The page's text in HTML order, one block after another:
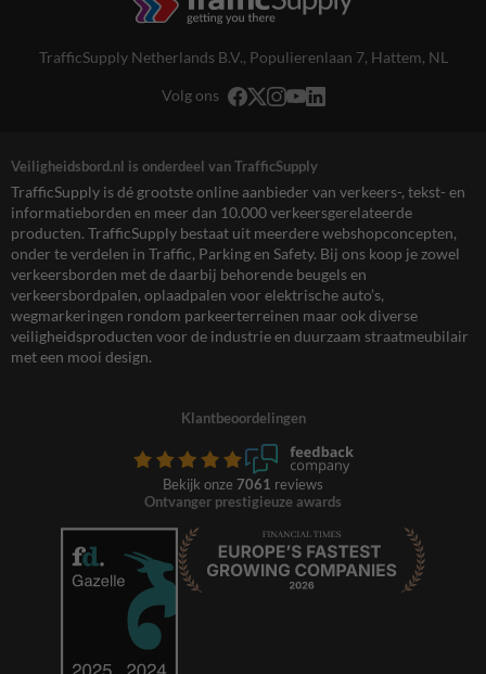
TrafficSupply Netherlands B.V., Populierenlaan 7, Hattem, NL
Volg ons
Veiligheidsbord.nl is onderdeel van TrafficSupply
TrafficSupply is dé grootste online aanbieder van verkeers-, tekst- en
informatieborden en meer dan 10.000 verkeersgerelateerde
producten. TrafficSupply bestaat uit meerdere webshopconcepten,
onder te verdelen in Traffic, Parking en Safety. Bij ons koop je zowel
verkeersborden met de daarbij behorende beugels en
verkeersbordpalen, oplaadpalen voor elektrische auto’s,
wegmarkeringen rondom parkeerterreinen maar ook diverse
veiligheidsproducten voor de industrie en duurzaam straatmeubilair
met een mooi design.
Klantbeoordelingen
Bekijk onze 7061 reviews
Ontvanger prestigieuze awards